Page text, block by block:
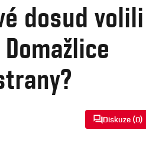
dosud volili
Diskuze (0)